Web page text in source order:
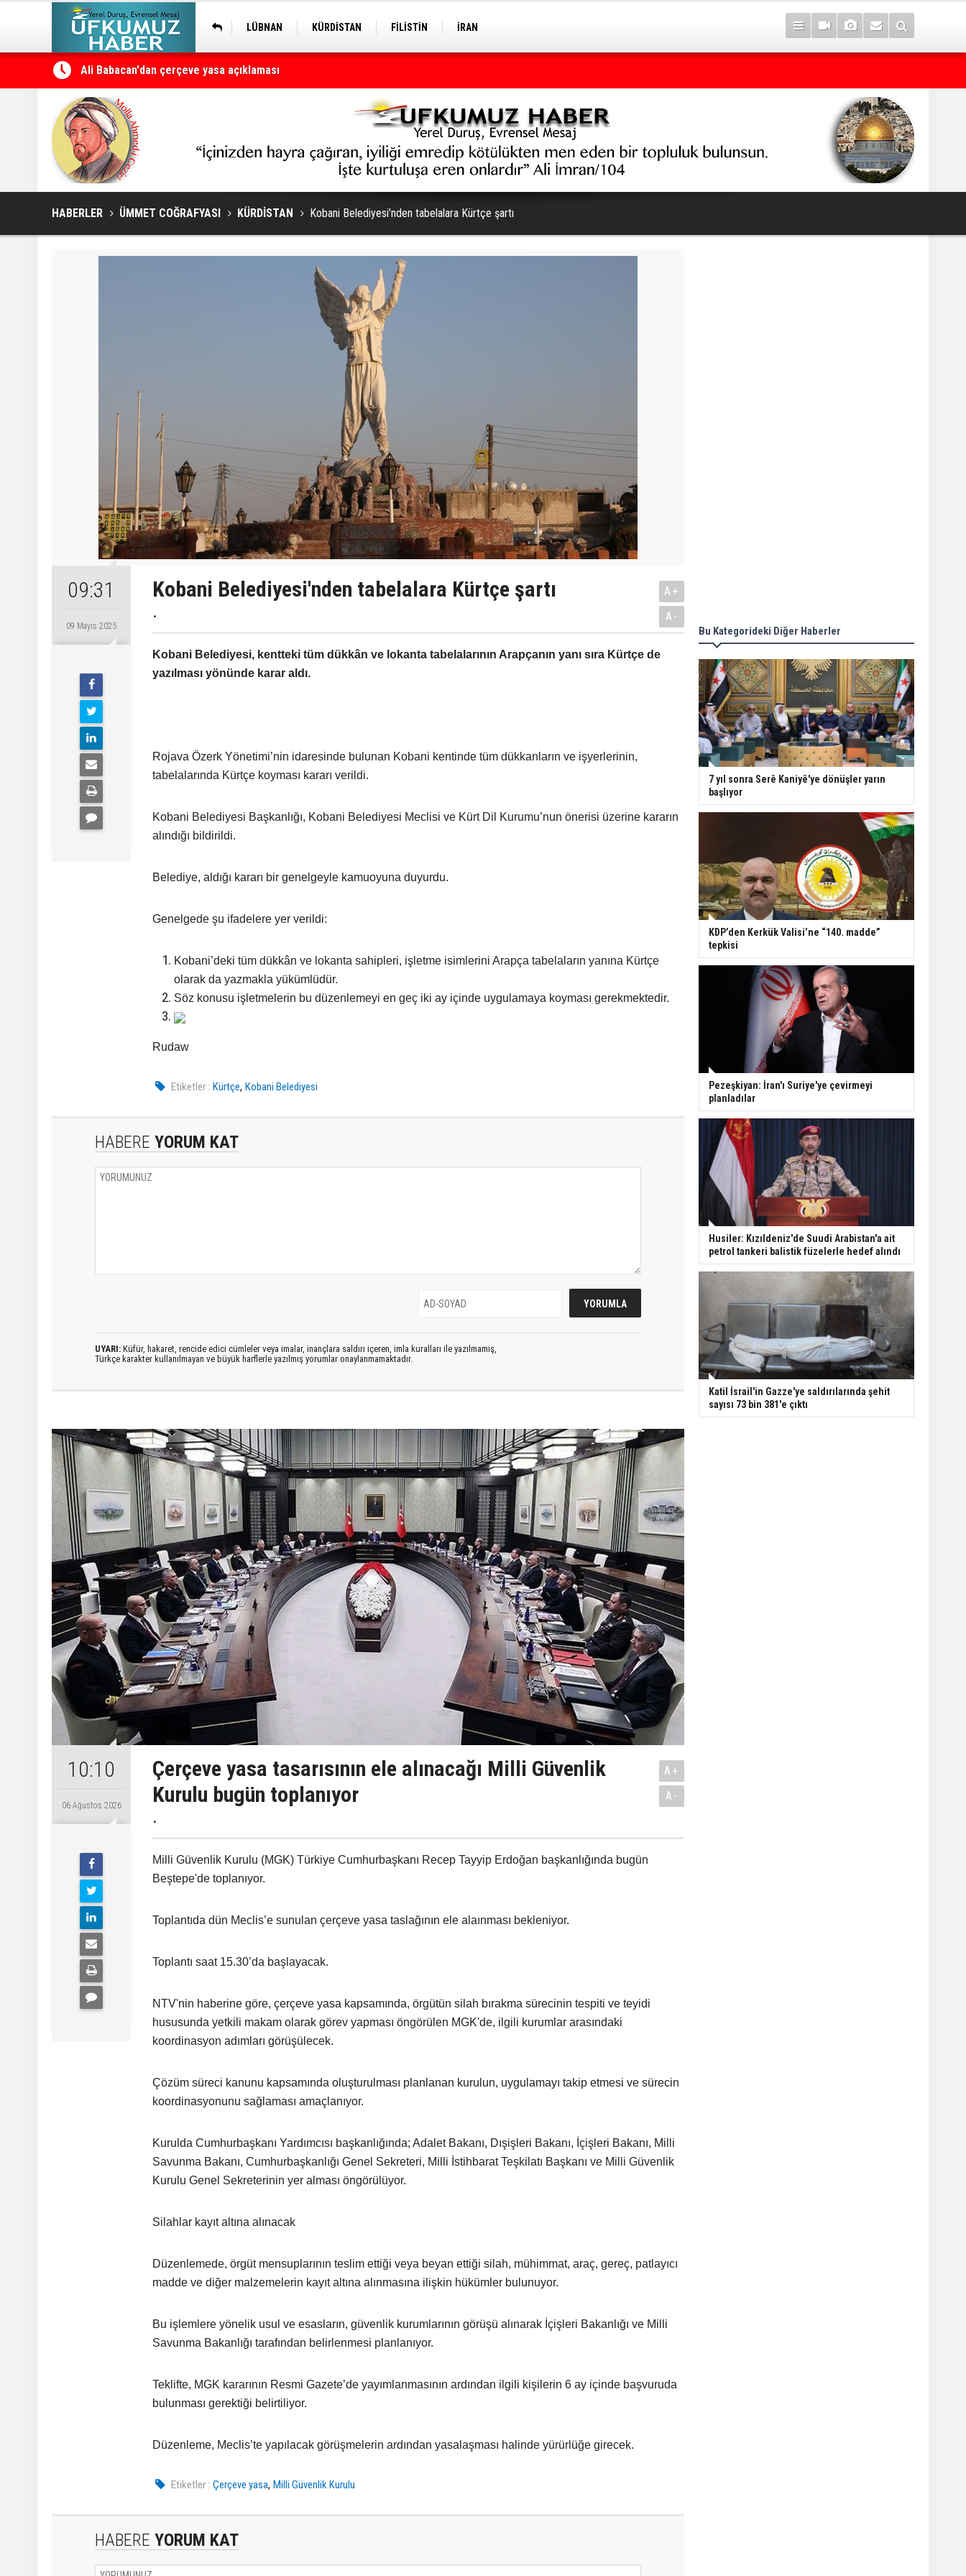
LÜBNAN KÜRDİSTAN FİLİSTİN İRAN
Petrol erzan bû
HABERLER ÜMMET COĞRAFYASI KÜRDİSTAN Kobani Belediyesi'nden tabelalara Kürtçe şartı
09:31
09 Mayıs 2025
Kobani Belediyesi'nden tabelalara Kürtçe şartı
.
A+
A-
Kobani Belediyesi, kentteki tüm dükkân ve lokanta tabelalarının Arapçanın yanı sıra Kürtçe de
yazılması yönünde karar aldı.
Rojava Özerk Yönetimi’nin idaresinde bulunan Kobani kentinde tüm dükkanların ve işyerlerinin,
tabelalarında Kürtçe koyması kararı verildi.
Kobani Belediyesi Başkanlığı, Kobani Belediyesi Meclisi ve Kürt Dil Kurumu’nun önerisi üzerine kararın
alındığı bildirildi.
Belediye, aldığı kararı bir genelgeyle kamuoyuna duyurdu.
Genelgede şu ifadelere yer verildi:
Kobani’deki tüm dükkân ve lokanta sahipleri, işletme isimlerini Arapça tabelaların yanına Kürtçe
olarak da yazmakla yükümlüdür.
Söz konusu işletmelerin bu düzenlemeyi en geç iki ay içinde uygulamaya koyması gerekmektedir.
Rudaw
Etiketler : Kürtçe,Kobani Belediyesi
HABERE YORUM KAT
UYARI: Küfür, hakaret, rencide edici cümleler veya imalar, inançlara saldırı içeren, imla kuralları ile yazılmamış,
Türkçe karakter kullanılmayan ve büyük harflerle yazılmış yorumlar onaylanmamaktadır.
10:10
06 Ağustos 2026
Çerçeve yasa tasarısının ele alınacağı Milli Güvenlik
Kurulu bugün toplanıyor
.
A+
A-
Milli Güvenlik Kurulu (MGK) Türkiye Cumhurbaşkanı Recep Tayyip Erdoğan başkanlığında bugün
Beştepe'de toplanıyor.
Toplantıda dün Meclis’e sunulan çerçeve yasa taslağının ele alaınması bekleniyor.
Toplantı saat 15.30’da başlayacak.
NTV'nin haberine göre, çerçeve yasa kapsamında, örgütün silah bırakma sürecinin tespiti ve teyidi
hususunda yetkili makam olarak görev yapması öngörülen MGK'de, ilgili kurumlar arasındaki
koordinasyon adımları görüşülecek.
Çözüm süreci kanunu kapsamında oluşturulması planlanan kurulun, uygulamayı takip etmesi ve sürecin
koordinasyonunu sağlaması amaçlanıyor.
Kurulda Cumhurbaşkanı Yardımcısı başkanlığında; Adalet Bakanı, Dışişleri Bakanı, İçişleri Bakanı, Milli
Savunma Bakanı, Cumhurbaşkanlığı Genel Sekreteri, Milli İstihbarat Teşkilatı Başkanı ve Milli Güvenlik
Kurulu Genel Sekreterinin yer alması öngörülüyor.
Silahlar kayıt altına alınacak
Düzenlemede, örgüt mensuplarının teslim ettiği veya beyan ettiği silah, mühimmat, araç, gereç, patlayıcı
madde ve diğer malzemelerin kayıt altına alınmasına ilişkin hükümler bulunuyor.
Bu işlemlere yönelik usul ve esasların, güvenlik kurumlarının görüşü alınarak İçişleri Bakanlığı ve Milli
Savunma Bakanlığı tarafından belirlenmesi planlanıyor.
Teklifte, MGK kararının Resmi Gazete’de yayımlanmasının ardından ilgili kişilerin 6 ay içinde başvuruda
bulunması gerektiği belirtiliyor.
Düzenleme, Meclis’te yapılacak görüşmelerin ardından yasalaşması halinde yürürlüğe girecek.
Etiketler : Çerçeve yasa,Milli Güvenlik Kurulu
HABERE YORUM KAT
Bu Kategorideki Diğer Haberler
7 yıl sonra Serê Kaniyê'ye dönüşler yarın
başlıyor
KDP’den Kerkük Valisi’ne “140. madde”
tepkisi
Pezeşkiyan: İran'ı Suriye'ye çevirmeyi
planladılar
Husiler: Kızıldeniz'de Suudi Arabistan'a ait
petrol tankeri balistik füzelerle hedef alındı
Katil İsrail'in Gazze'ye saldırılarında şehit
sayısı 73 bin 381'e çıktı